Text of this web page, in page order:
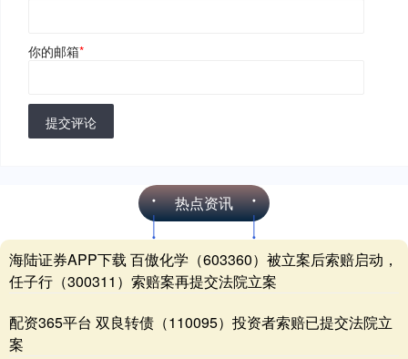
你的邮箱*
提交评论
热点资讯
海陆证券APP下载 百傲化学（603360）被立案后索赔启动，
任子行（300311）索赔案再提交法院立案
配资365平台 双良转债（110095）投资者索赔已提交法院立
案